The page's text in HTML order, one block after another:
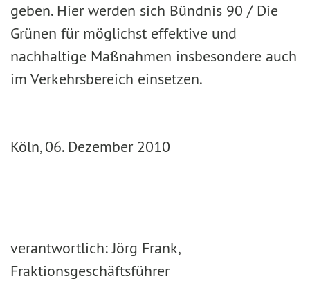
geben. Hier werden sich Bündnis 90 / Die
Grünen für möglichst effektive und
nachhaltige Maßnahmen insbesondere auch
im Verkehrsbereich einsetzen.
Köln, 06. Dezember 2010
verantwortlich: Jörg Frank,
Fraktionsgeschäftsführer